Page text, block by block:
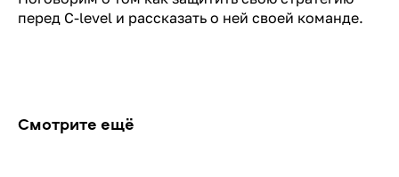
перед C-level и рассказать о ней своей команде.
Смотрите ещё